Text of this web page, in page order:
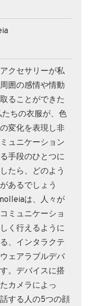
クセサリーが私
囲の感情や情動
ることができた
たちの衣服が、色
変化を表現し非
ュニケーション
手段のひとつに
たら、どのよう
あるでしょう
は、人々が
ミュニケーショ
く行えるように
、インタラクテ
ェアラブルデバ
。デバイスに搭
カメラによっ
する人の5つの顔